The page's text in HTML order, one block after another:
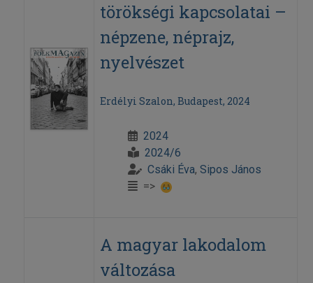
törökségi kapcsolatai –
népzene, néprajz,
nyelvészet
Erdélyi Szalon, Budapest, 2024
2024
2024/6
Csáki Éva, Sipos János
=>
A magyar lakodalom
változása